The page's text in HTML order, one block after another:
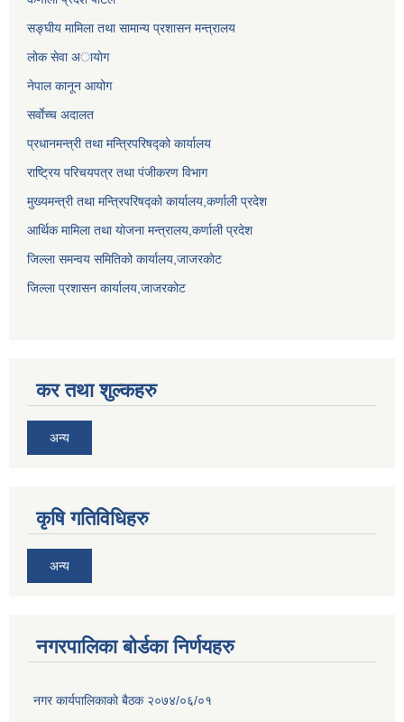
सङ्घीय मामिला तथा सामान्य प्रशासन मन्त्रालय
लाेक सेवा अायाेग
नेपाल कानून आयोग
सर्वाेच्च अदालत
प्रधानमन्त्री तथा मन्त्रिपरिषद्को कार्यालय
राष्ट्रिय परिचयपत्र तथा पंजीकरण विभाग
मुख्यमन्त्री तथा मन्त्रिपरिषद्को कार्यालय,कर्णाली प्रदेश
आर्थिक मामिला तथा योजना मन्त्रालय,कर्णाली प्रदेश
जिल्ला समन्वय समितिको कार्यालय,जाजरकाेट
जिल्ला प्रशासन कार्यालय,जाजरकोट
कर तथा शुल्कहरु
अन्य
कृषि गतिविधिहरु
अन्य
नगरपालिका बोर्डका निर्णयहरु
नगर कार्यपालिकाकाे बैठक २०७४/०६/०१